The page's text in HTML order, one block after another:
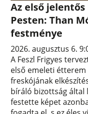
Az első
Pesten: Than
festménye
2026. augusztus 6.
A Feszl Frigyes
első emeleti
freskójának
bíráló bizottság által
festette képet